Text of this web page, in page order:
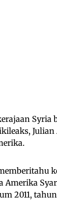
Syria
Amerika
2011,